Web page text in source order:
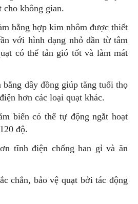
cho không gian.
bằng hợp kim nhôm được thiết
với hình dạng nhỏ dần từ tâm
có thể tản gió tốt và làm mát
bằng dây đồng giúp tăng tuổi thọ
hơn các loại quạt khác.
biến có thể tự động ngắt hoạt
độ.
tĩnh điện chống han gỉ và ăn
chắn, bảo vệ quạt bởi tác động